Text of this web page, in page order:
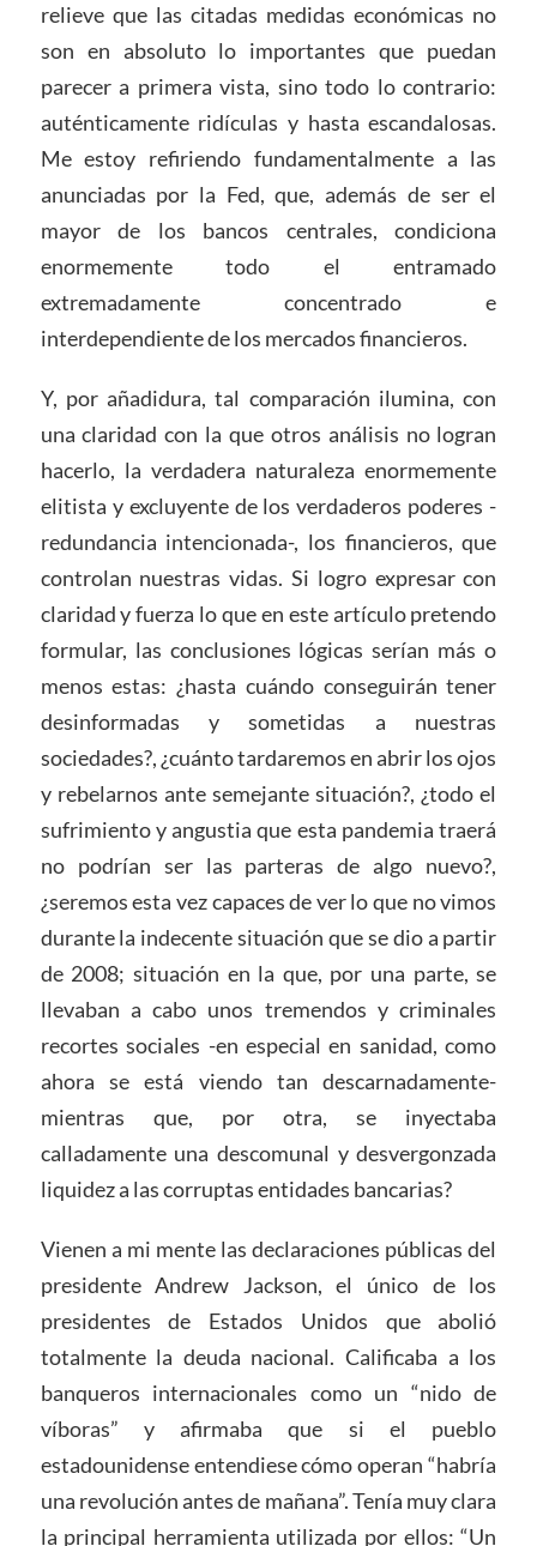
relieve que las citadas medidas económicas no
son en absoluto lo importantes que puedan
parecer a primera vista, sino todo lo contrario:
auténticamente ridículas y hasta escandalosas.
Me estoy refiriendo fundamentalmente a las
anunciadas por la Fed, que, además de ser el
mayor de los bancos centrales, condiciona
enormemente todo el entramado
extremadamente concentrado e
interdependiente de los mercados financieros.
Y, por añadidura, tal comparación ilumina, con
una claridad con la que otros análisis no logran
hacerlo, la verdadera naturaleza enormemente
elitista y excluyente de los verdaderos poderes -
redundancia intencionada-, los financieros, que
controlan nuestras vidas. Si logro expresar con
claridad y fuerza lo que en este artículo pretendo
formular, las conclusiones lógicas serían más o
menos estas: ¿hasta cuándo conseguirán tener
desinformadas y sometidas a nuestras
sociedades?, ¿cuánto tardaremos en abrir los ojos
y rebelarnos ante semejante situación?, ¿todo el
sufrimiento y angustia que esta pandemia traerá
no podrían ser las parteras de algo nuevo?,
¿seremos esta vez capaces de ver lo que no vimos
durante la indecente situación que se dio a partir
de 2008; situación en la que, por una parte, se
llevaban a cabo unos tremendos y criminales
recortes sociales -en especial en sanidad, como
ahora se está viendo tan descarnadamente-
mientras que, por otra, se inyectaba
calladamente una descomunal y desvergonzada
liquidez a las corruptas entidades bancarias?
Vienen a mi mente las declaraciones públicas del
presidente Andrew Jackson, el único de los
presidentes de Estados Unidos que abolió
totalmente la deuda nacional. Calificaba a los
banqueros internacionales como un “nido de
víboras” y afirmaba que si el pueblo
estadounidense entendiese cómo operan “habría
una revolución antes de mañana”. Tenía muy clara
la principal herramienta utilizada por ellos: “Un